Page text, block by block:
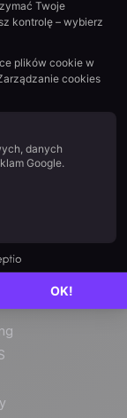
klienta w
płynny
klienta.